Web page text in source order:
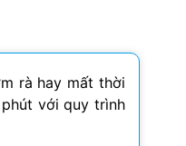
rà hay mất thời
với quy trình